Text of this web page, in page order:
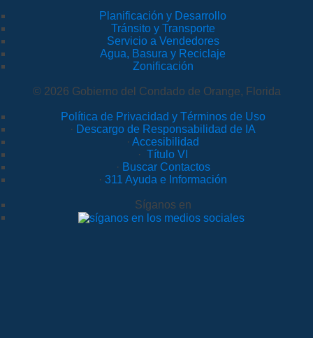
Planificación y Desarrollo
Tránsito y Transporte
Servicio a Vendedores
Agua, Basura y Reciclaje
Zonificación
© 2026 Gobierno del Condado de Orange, Florida
Política de Privacidad y Términos de Uso
· Descargo de Responsabilidad de IA
· Accesibilidad
· Título VI
· Buscar Contactos
· 311 Ayuda e Información
Síganos en